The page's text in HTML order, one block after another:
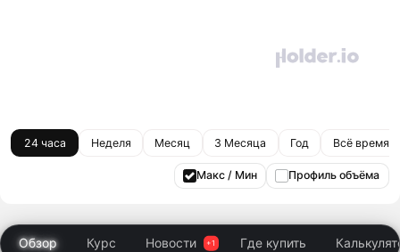
24 часа Неделя Месяц 3 Месяца Год Всё время
Макс / Мин Профиль объёма
Обзор Курс Новости Где купить